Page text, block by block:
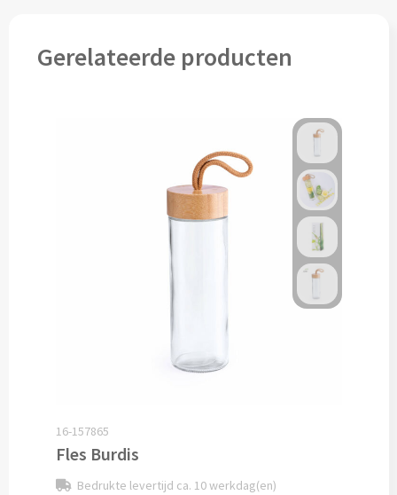
Lunch
Gerelateerde producten
16-157865
Fles Burdis
Bedrukte levertijd ca. 10 werkdag(en)